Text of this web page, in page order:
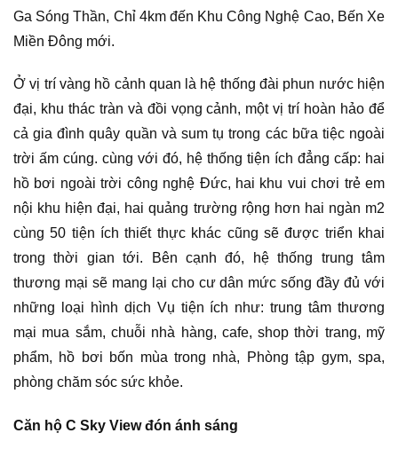
Ga Sóng Thần, Chỉ 4km đến Khu Công Nghệ Cao, Bến Xe
Miền Đông mới.
Ở vị trí vàng hồ cảnh quan là hệ thống đài phun nước hiện
đại, khu thác tràn và đồi vọng cảnh, một vị trí hoàn hảo để
cả gia đình quây quần và sum tụ trong các bữa tiệc ngoài
trời ấm cúng. cùng với đó, hệ thống tiện ích đẳng cấp: hai
hồ bơi ngoài trời công nghệ Đức, hai khu vui chơi trẻ em
nội khu hiện đại, hai quảng trường rộng hơn hai ngàn m2
cùng 50 tiện ích thiết thực khác cũng sẽ được triển khai
trong thời gian tới. Bên cạnh đó, hệ thống trung tâm
thương mại sẽ mang lại cho cư dân mức sống đầy đủ với
những loại hình dịch Vụ tiện ích như: trung tâm thương
mại mua sắm, chuỗi nhà hàng, cafe, shop thời trang, mỹ
phẩm, hồ bơi bốn mùa trong nhà, Phòng tập gym, spa,
phòng chăm sóc sức khỏe.
Căn hộ C Sky View đón ánh sáng